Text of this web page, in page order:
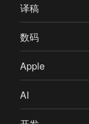
译稿
数码
Apple
AI